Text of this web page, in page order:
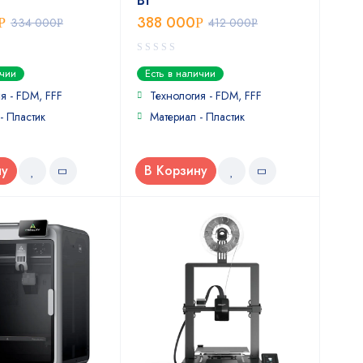
334 000Р
- FDM, FFF
Пластик
412 000Р
388 000Р
0
out
of
Есть в наличии
Технология - FDM, FFF
Материал - Пластик
В Корзину